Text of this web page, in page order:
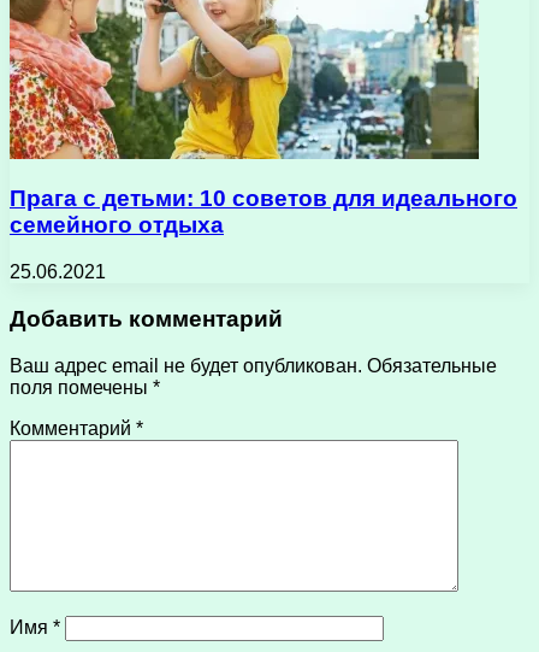
Прага с детьми: 10 советов для идеального
семейного отдыха
25.06.2021
Добавить комментарий
Ваш адрес email не будет опубликован. Обязательные
поля помечены *
Комментарий *
Имя *